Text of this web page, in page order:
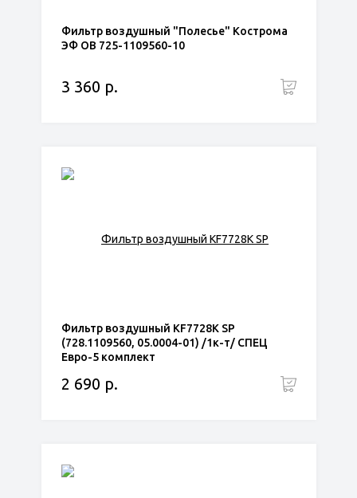
Фильтр воздушный "Полесье" Кострома
ЭФ ОВ 725-1109560-10
3 360 р.
Фильтр воздушный KF7728K SP
(728.1109560, 05.0004-01) /1к-т/ СПЕЦ
Евро-5 комплект
2 690 р.